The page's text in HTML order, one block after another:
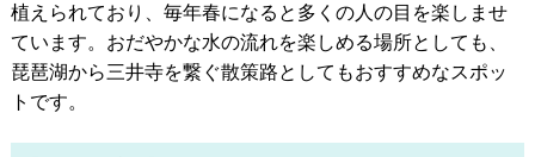
植えられており、毎年春になると多くの人の目を楽しませ
ています。おだやかな水の流れを楽しめる場所としても、
琵琶湖から三井寺を繋ぐ散策路としてもおすすめなスポッ
トです。